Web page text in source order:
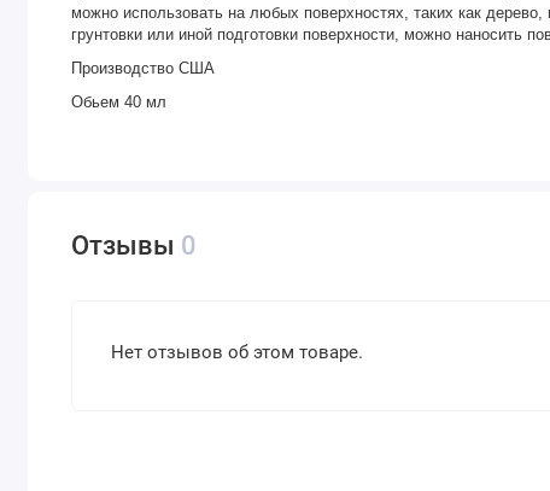
можно использовать на любых поверхностях, таких как
грунтовки или иной подготовки поверхности, можно наносить
Производство США
Обьем 40 мл
Отзывы 0
Нет отзывов об этом товаре.